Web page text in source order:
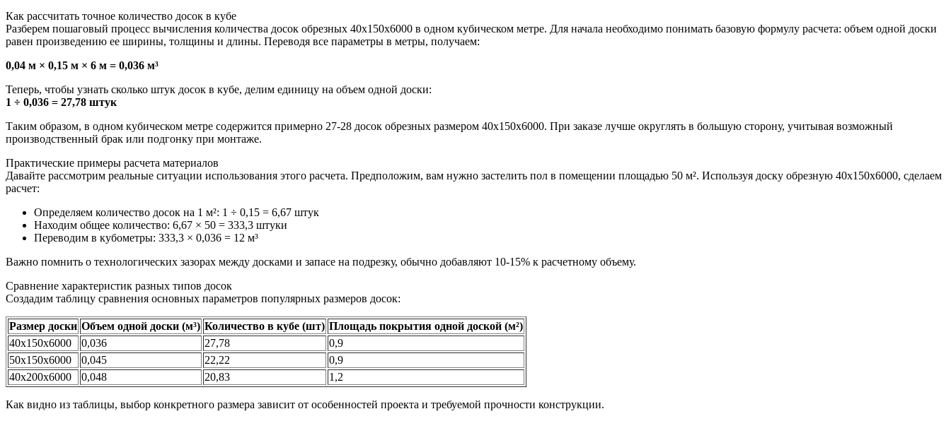
Как рассчитать точное количество досок в кубе
Разберем пошаговый процесс вычисления количества досок обрезных 40х150х6000 в одном кубическом метре. Для начала необходимо понимать базовую формулу расчета: объем одной доски
равен произведению ее ширины, толщины и длины. Переводя все параметры в метры, получаем:
0,04 м × 0,15 м × 6 м = 0,036 м³
Теперь, чтобы узнать сколько штук досок в кубе, делим единицу на объем одной доски:
1 ÷ 0,036 = 27,78 штук
Таким образом, в одном кубическом метре содержится примерно 27-28 досок обрезных размером 40х150х6000. При заказе лучше округлять в большую сторону, учитывая возможный
производственный брак или подгонку при монтаже.
Практические примеры расчета материалов
Давайте рассмотрим реальные ситуации использования этого расчета. Предположим, вам нужно застелить пол в помещении площадью 50 м². Используя доску обрезную 40х150х6000, сделаем
расчет:
Определяем количество досок на 1 м²: 1 ÷ 0,15 = 6,67 штук
Находим общее количество: 6,67 × 50 = 333,3 штуки
Переводим в кубометры: 333,3 × 0,036 = 12 м³
Важно помнить о технологических зазорах между досками и запасе на подрезку, обычно добавляют 10-15% к расчетному объему.
Сравнение характеристик разных типов досок
Создадим таблицу сравнения основных параметров популярных размеров досок:
Размер доски Объем одной доски (м³) Количество в кубе (шт) Площадь покрытия одной доской (м²)
40х150х6000
0,036 27,78
0,9
50х150х6000
0,045 22,22
0,9
40х200х6000
0,048 20,83 1,2
Как видно из таблицы, выбор конкретного размера зависит от особенностей проекта и требуемой прочности конструкции.